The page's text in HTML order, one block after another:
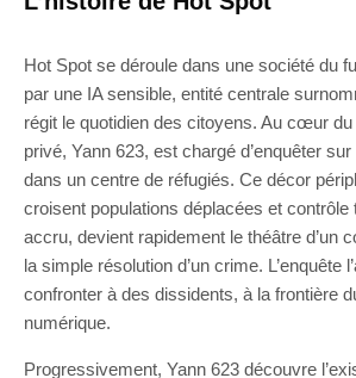
Hot Spot se déroule dans une société du
par une IA sensible, entité centrale
régit le quotidien des citoyens. Au cœur
privé, Yann 623, est chargé d’enquêter
dans un centre de réfugiés. Ce décor
croisent populations déplacées et contrôle
accru, devient rapidement le théâtre d’un
la simple résolution d’un crime. L’enquête
confronter à des dissidents, à la frontière
numérique.
Progressivement, Yann 623 découvre